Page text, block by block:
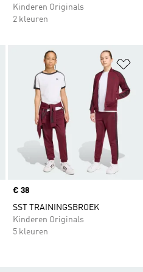
Kinderen Originals
2 kleuren
Op verlanglijst zetten
Price
€ 38
SST TRAININGSBROEK
Kinderen Originals
5 kleuren